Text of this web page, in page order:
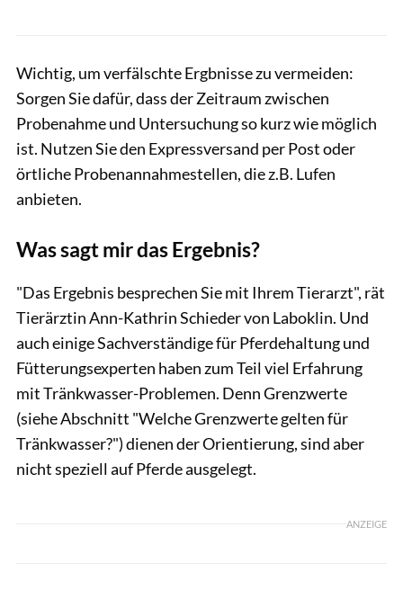
Wichtig, um verfälschte Ergbnisse zu vermeiden:
Sorgen Sie dafür, dass der Zeitraum zwischen
Probenahme und Untersuchung so kurz wie möglich
ist. Nutzen Sie den Expressversand per Post oder
örtliche Probenannahmestellen, die z.B. Lufen
anbieten.
Was sagt mir das Ergebnis?
"Das Ergebnis besprechen Sie mit Ihrem Tierarzt", rät
Tierärztin Ann-Kathrin Schieder von Laboklin. Und
auch einige Sachverständige für Pferdehaltung und
Fütterungsexperten haben zum Teil viel Erfahrung
mit Tränkwasser-Problemen. Denn Grenzwerte
(siehe Abschnitt "Welche Grenzwerte gelten für
Tränkwasser?") dienen der Orientierung, sind aber
nicht speziell auf Pferde ausgelegt.
ANZEIGE